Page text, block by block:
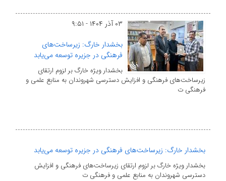
۰۳ آذر ۱۴۰۴ - ۹:۵۱
بخشدار خارگ: زیرساخت‌های
فرهنگی در جزیره توسعه می‌یابد
بخشدار ویژه خارگ بر لزوم ارتقای
زیرساخت‌های فرهنگی و افزایش دسترسی شهروندان به منابع علمی و
فرهنگی ت
بخشدار خارگ: زیرساخت‌های فرهنگی در جزیره توسعه می‌یابد
بخشدار ویژه خارگ بر لزوم ارتقای زیرساخت‌های فرهنگی و افزایش
دسترسی شهروندان به منابع علمی و فرهنگی ت